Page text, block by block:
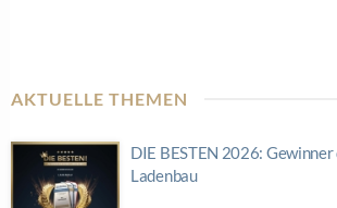
AKTUELLE THEMEN
DIE BESTEN 2026:
Ladenbau